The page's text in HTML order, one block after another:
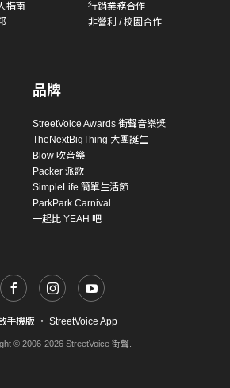
指南
行銷業務合作
非營利 / 校園合作
品牌
StreetVoice Awards 街聲音樂獎
TheNextBigThing 大團誕生
Blow 吹音樂
Packer 派歌
SimpleLife 簡單生活節
ParkPark Carnival
一起比 YEAH 吧
手機版 ・ StreetVoice App
© 2006-2026 StreetVoice 街聲.